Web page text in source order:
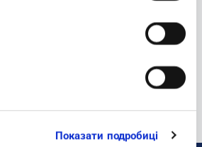
Показати подробиці